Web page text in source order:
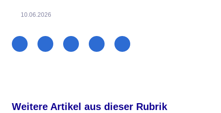
10.06.2026
Weitere Artikel aus dieser Rubrik